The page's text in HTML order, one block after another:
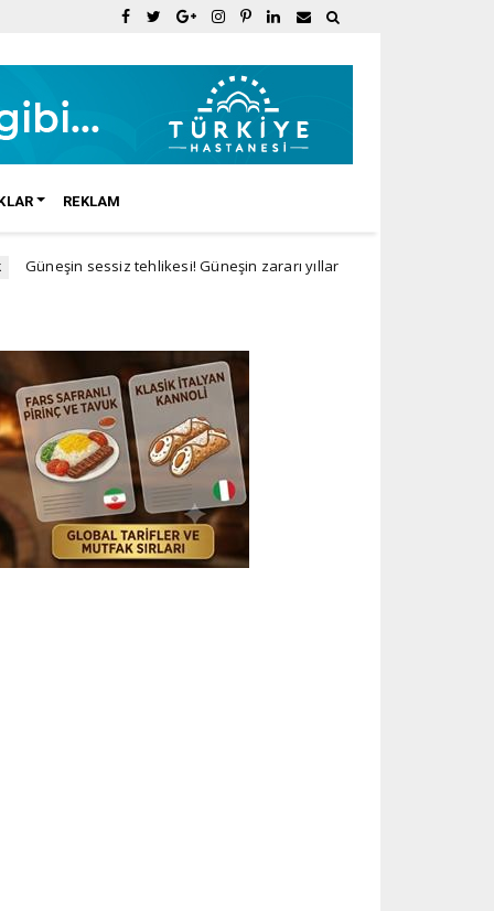
REKLAM
tehlikesi! Güneşin zararı yıllar sonra ortaya çıkıyor